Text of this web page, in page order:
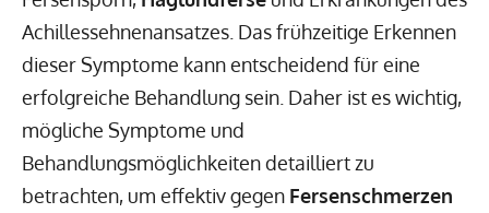
Achillessehnenansatzes. Das frühzeitige Erkennen
dieser Symptome kann entscheidend für eine
erfolgreiche Behandlung sein. Daher ist es wichtig,
mögliche Symptome und
Behandlungsmöglichkeiten detailliert zu
betrachten, um effektiv gegen Fersenschmerzen